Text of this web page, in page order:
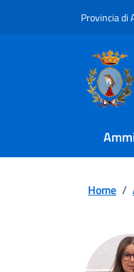
Provincia di
Home /